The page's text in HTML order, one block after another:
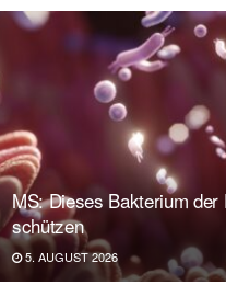
MS: Dieses Bakterium der
schützen
5. AUGUST 2026